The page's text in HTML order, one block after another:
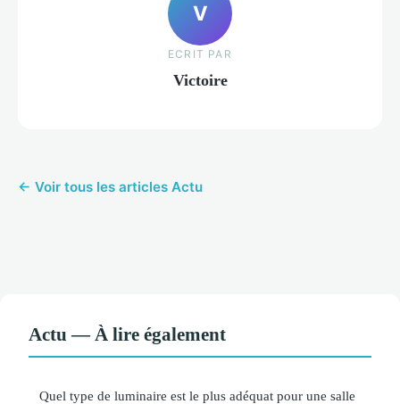
V
ECRIT PAR
Victoire
← Voir tous les articles Actu
Actu — À lire également
Quel type de luminaire est le plus adéquat pour une salle